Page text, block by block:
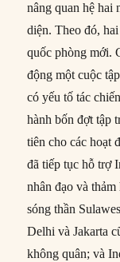
nâng quan hệ hai
diện. Theo đó,
quốc phòng mới.
động một cuộc
có yếu tố tác
hành bốn đợt tập
tiên cho các hoạt
đã tiếp tục hỗ trợ
nhân đạo và
sóng thần
Delhi và Jakarta
không quân; và